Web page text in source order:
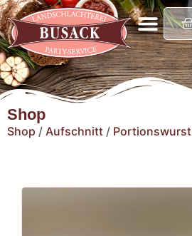
Shop
Shop / Aufschnitt / Portionswurst